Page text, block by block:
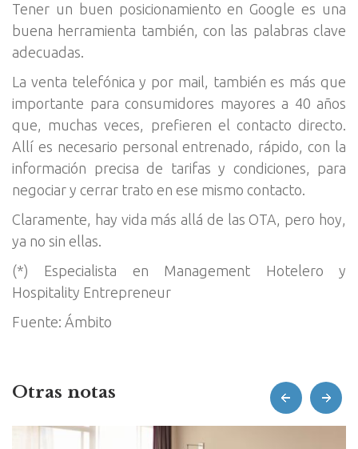
Tener un buen posicionamiento en Google es una
buena herramienta también, con las palabras clave
adecuadas.
La venta telefónica y por mail, también es más que
importante para consumidores mayores a 40 años
que, muchas veces, prefieren el contacto directo.
Allí es necesario personal entrenado, rápido, con la
información precisa de tarifas y condiciones, para
negociar y cerrar trato en ese mismo contacto.
Claramente, hay vida más allá de las OTA, pero hoy,
ya no sin ellas.
(*) Especialista en Management Hotelero y
Hospitality Entrepreneur
Fuente: Ámbito
Otras notas prev next